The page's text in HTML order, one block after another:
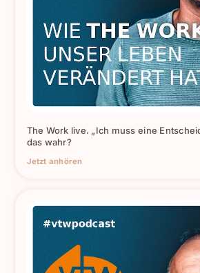
The Work live. „Ich muss eine
das wahr?
Jetzt anhören